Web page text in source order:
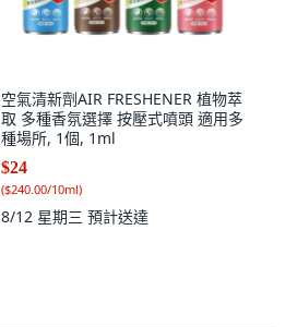
空氣清新劑AIR FRESHENER 植物萃
取 多種香氛選擇 按壓式噴頭 適用多
種場所, 1個, 1ml
$24
($240.00/10ml)
8/12 星期三 預計送達